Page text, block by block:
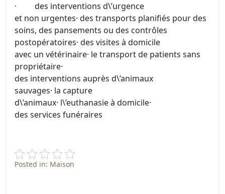
· des interventions d\’urgence
et non urgentes· des transports planifiés pour des
soins, des pansements ou des contrôles
postopératoires· des visites à domicile
avec un vétérinaire· le transport de patients sans
propriétaire·
des interventions auprès d\’animaux
sauvages· la capture
d\’animaux· l\’euthanasie à domicile·
des services funéraires
Posted in: Maison